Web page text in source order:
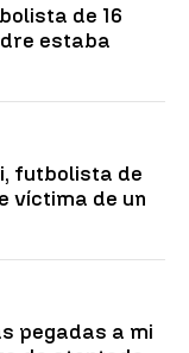
de 16
estaba
futbolista de
víctima de un
pegadas a mi